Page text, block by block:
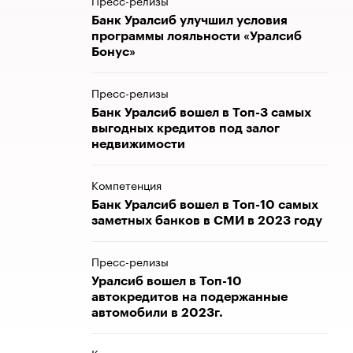
Банк Уралсиб улучшил условия
программы лояльности «Уралсиб
Бонус»
Пресс-релизы
Банк Уралсиб вошел в Топ-3 самых
выгодных кредитов под залог
недвижимости
Компетенция
Банк Уралсиб вошел в Топ-10 самых
заметных банков в СМИ в 2023 году
Пресс-релизы
Уралсиб вошел в Топ-10
автокредитов на подержанные
автомобили в 2023г.